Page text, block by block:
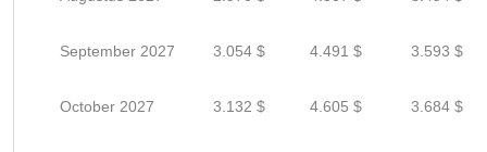
September 2027 3.054 $ 4.491 $ 3.593 $
October 2027 3.132 $ 4.605 $ 3.684 $